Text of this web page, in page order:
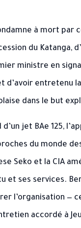
à mort
du Katanga,
ministre en
entretenu
dans le but
d’un jet BAe 125,
du monde
Seko et la CIA
ses services.
l’organisation —
accordé à